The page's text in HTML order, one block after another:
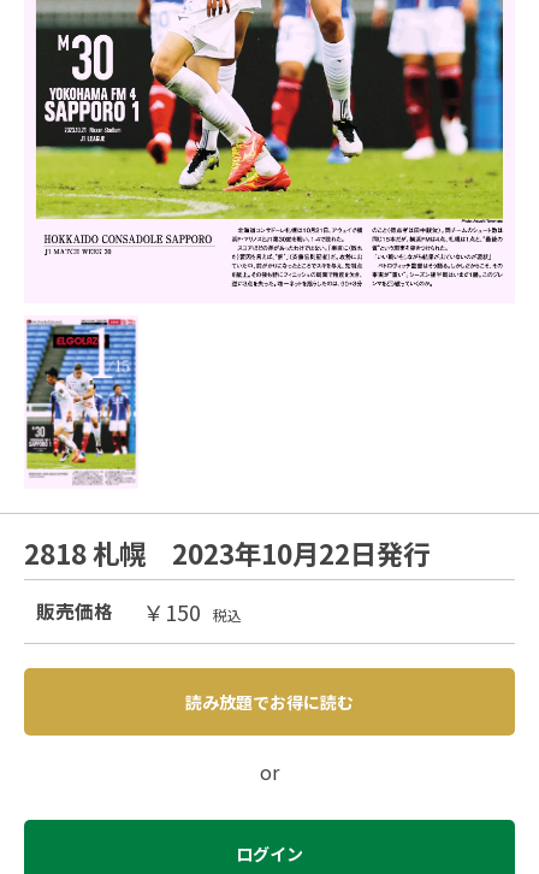
2818 札幌 2023年10月22日発行
販売価格 ￥150 税込
読み放題でお得に読む
or
ログイン